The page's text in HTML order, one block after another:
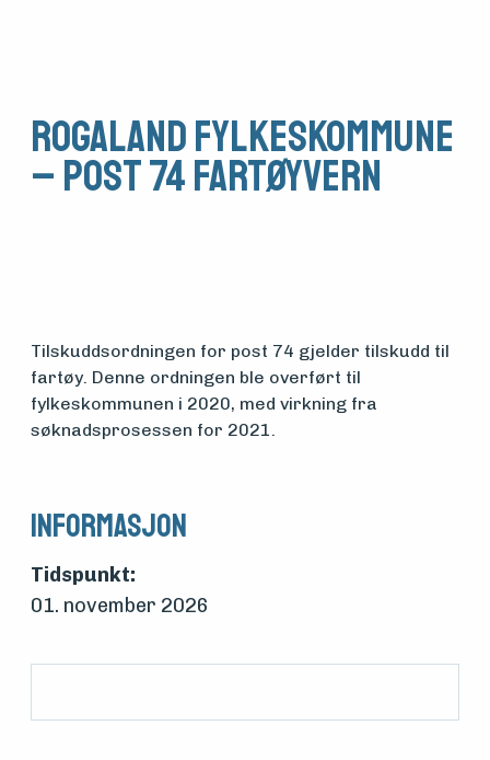
Medlemsfartøy
om
midler
Vern,
vedlikehold
Rogaland fylkeskommune
– post 74 fartøyvern
Tilskuddsordningen for post 74 gjelder tilskudd til
fartøy. Denne ordningen ble overført til
fylkeskommunen i 2020, med virkning fra
søknadsprosessen for 2021.
Informasjon
Tidspunkt:
01. november 2026